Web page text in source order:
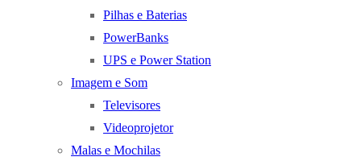
Pilhas e Baterias
PowerBanks
UPS e Power Station
Imagem e Som
Televisores
Videoprojetor
Malas e Mochilas